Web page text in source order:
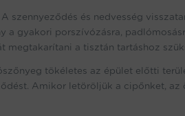
A szennyeződés és nedvesség
a gyakori porszívózásra,
megtakarítani a tisztán tartáshoz
tökéletes az épület előtti
Amikor letöröljük a cipőnket, az